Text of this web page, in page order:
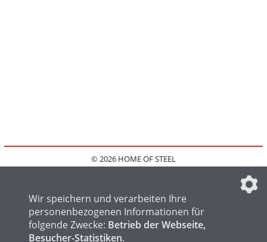
© 2026 HOME OF STEEL
IMPRESSUM
FAQ
DATENSCHUTZEINSTELLUNGEN
Wir speichern und verarbeiten Ihre
personenbezogenen Informationen für
folgende Zwecke: Betrieb der Webseite,
Besucher-Statistiken.